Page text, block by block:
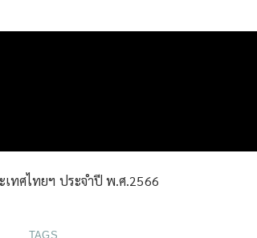
ทศไทยฯ ประจำปี พ.ศ.2566